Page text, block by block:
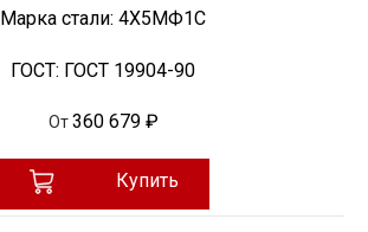
Марка стали: 4Х5МФ1С
ГОСТ: ГОСТ 19904-90
От 360 679 ₽
Купить